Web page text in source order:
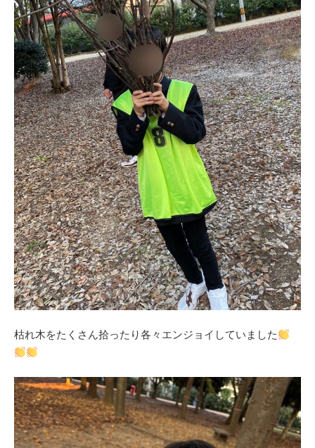
枯れ木をたくさん拾ったり各々エンジョイしていました